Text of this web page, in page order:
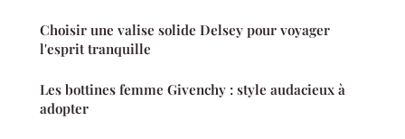
Choisir une valise solide Delsey pour voyager
l'esprit tranquille
Les bottines femme Givenchy : style audacieux à
adopter